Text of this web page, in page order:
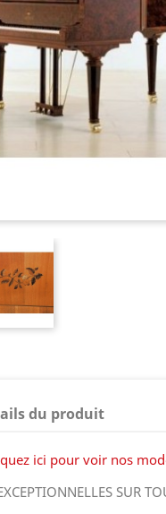
du produit
ici pour voir nos
SUR